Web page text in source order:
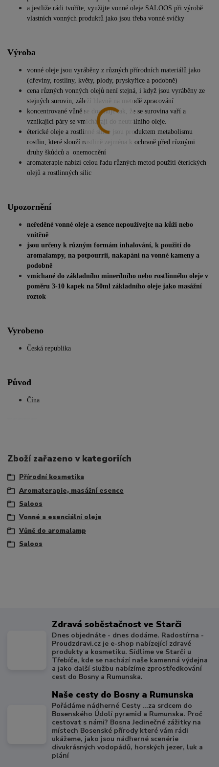
a jestliže rádi tvoříte, využijte vonné oleje SALOOS při výrobě
vlastních vonných produktů jako jsou třeba vonné svíčky
Výroba
vonné oleje jsou vyráběny z různých přírodních materiálů jako
(dřeviny, rostliny, květy, plody, pryskyřice a podobně)
cena různých vonných olejů není stejná, i když jsou vyráběny ze
stejných surovin, záleží hlavně na metodě zpracování
koncentrované vůně se dosahuje tak, že se surovina vaří a
vznikající páry se vmíchávají do neutrálního oleje.
éterické oleje a rostlinné silice jsou produktem metabolismu
rostlin, které slouží rostlině zejména k ochraně před různými
druhy škůdců a onemocnění
aromaterapie nabízí celou řadu různých metod použití éterických
olejů a rostlinných silic
Upozornění
neředěné vonné oleje a esence nepoužívejte na kůži nebo
vnitřně
jsou určeny k různým formám inhalování, k použití do
aromalampy, na potpourrii, nakapání na vonné kameny a
podobně
vmíchané do základního minerílního nebo rostlinného oleje v
poměru 3-10 kapek na 50ml základního oleje jako masážní
roztok
Vyrobeno
Česká republika
Původ
Čína
Zboží zařazeno v kategoriích
Přírodní kosmetika
Aromaterapie, masážní esence
Saloos
Vonné a esenciální oleje
Vůně do aromalamp
Saloos
Zdravá soběstačnost ve Starči
Dnes objednáte - dnes dodáme. Radostírna -
Proudzdravi.cz je e-shop nabízející zdravé
produkty a kosmetiku. Sídlíme ve Starči u
Třebíče, kde se nachází naše kamenná výdejna
a jako další službu nabízíme zprostředkování
cest do Bosny a Rumunska.
Naše cesty do Bosny a Rumunska
Pořádáme nádherné Cesty ...za srdcem do
Bosenského Údolí pyramid a Rumunska. Proč
cestovat s námi? Bosna Jedinečné zážitky na
místech Bosenské přírody které vám rádi
ukážeme, jako jsou nádherné scenérie
divukrásných vodopádů, horských jezer, luk a
plání